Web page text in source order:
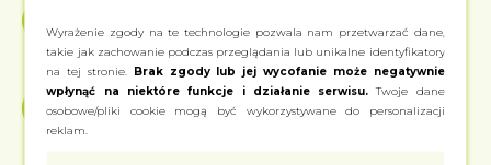
1
Wybierz "Pierwsza wizyta stacjonarna" i
lokalizację Łódź
2 Wypełnij formularz
Krótki wywiad medyczny online – zajmuje 2-3
Wyrażenie zgody na te technologie pozwala nam przetwarzać dane,
takie jak zachowanie podczas przeglądania lub unikalne identyfikatory
na tej stronie. Brak zgody lub jej wycofanie może negatywnie
wpłynąć na niektóre funkcje i działanie serwisu. Twoje dane
osobowe/pliki cookie mogą być wykorzystywane do personalizacji
reklam.